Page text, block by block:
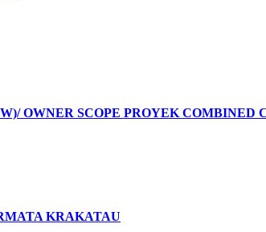
OWNER SCOPE PROYEK COMBINED
KRAKATAU